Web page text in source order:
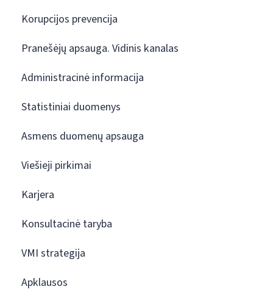
Korupcijos prevencija
Pranešėjų apsauga. Vidinis kanalas
Administracinė informacija
Statistiniai duomenys
Asmens duomenų apsauga
Viešieji pirkimai
Karjera
Konsultacinė taryba
VMI strategija
Apklausos